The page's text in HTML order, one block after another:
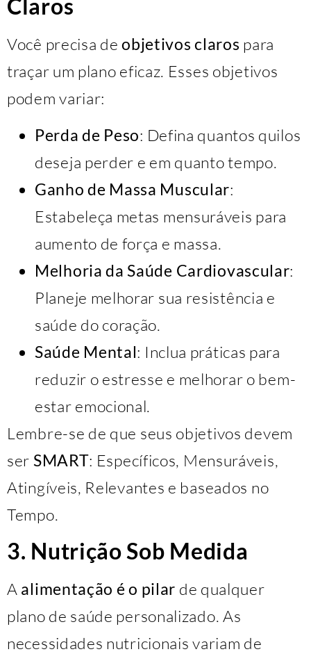
Claros
Você precisa deobjetivos claros para
traçar um plano eficaz. Esses objetivos
podem variar:
Perda de Peso: Defina quantos quilos
deseja perder e em quanto tempo.
Ganho de Massa Muscular:
Estabeleça metas mensuráveis para
aumento de força e massa.
Melhoria da Saúde Cardiovascular:
Planeje melhorar sua resistência e
saúde do coração.
Saúde Mental: Inclua práticas para
reduzir o estresse e melhorar o bem-
estar emocional.
Lembre-se de que seus objetivos devem
ser SMART: Específicos, Mensuráveis,
Atingíveis, Relevantes e baseados no
Tempo.
3. Nutrição Sob Medida
A alimentação é o pilar de qualquer
plano de saúde personalizado. As
necessidades nutricionais variam de